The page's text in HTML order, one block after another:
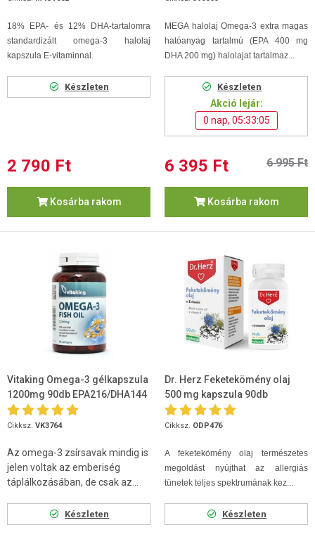
18% EPA- és 12% DHA-tartalomra
standardizált omega-3 halolaj
kapszula E-vitaminnal.
Készleten
2 790 Ft
Kosárba rakom
MEGA halolaj Omega-3 extra magas
hatóanyag tartalmú (EPA 400 mg
DHA 200 mg) halolajat tartalmaz...
Készleten
Akció lejár:
0 nap, 05:33:04
6 395 Ft 6 995 Ft
Kosárba rakom
Vitaking Omega-3 gélkapszula
1200mg 90db EPA216/DHA144
Cikksz. VK3764
Az omega-3 zsírsavak mindig is
jelen voltak az emberiség
táplálkozásában, de csak az...
Készleten
Dr. Herz Feketekömény olaj
500 mg kapszula 90db
Cikksz. ODP476
A feketekömény olaj természetes
megoldást nyújthat az allergiás
tünetek teljes spektrumának kez...
Készleten